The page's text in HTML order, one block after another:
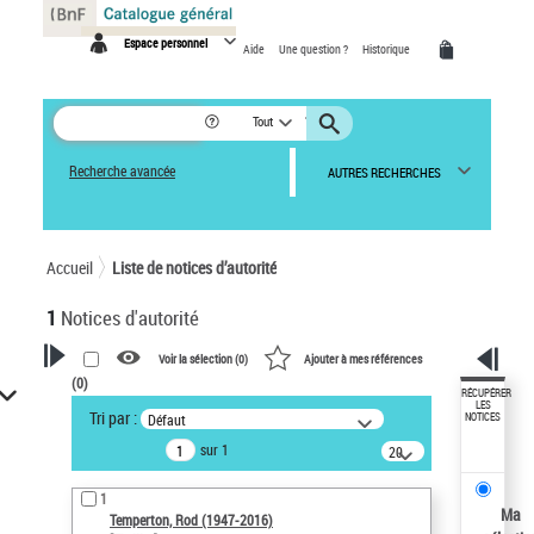
Espace personnel Aide Une question ? Historique
Tout
Recherche avancée AUTRES RECHERCHES
Accueil Liste de notices d’autorité
1 Notices d'autorité
VOTRE RECHERCHE
Recherche avancée dans les
notices d’autorité
Œuvres liées à l'auteur :
Temperton, Rod (1947-2016)
Voir la sélection (0) Ajouter à mes références
(0)
Tri par : Défaut
sur 1
20
résultats/page
1
Temperton, Rod (1947-2016)
RÉCUPÉRER
LES
NOTICES
Ma
Panneau de gestion des cookies